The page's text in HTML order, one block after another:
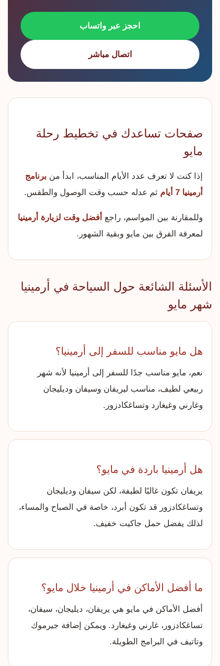
احجز عبر واتساب
اتصال مباشر
صفحات تساعدك في تخطيط رحلة
مايو
إذا كنت لا تعرف عدد الأيام المناسب، ابدأ من برنامج
أرمينيا 7 أيام
ثم عدله حسب وقت الوصول والطقس.
وللمقارنة بين المواسم، راجع أفضل وقت لزيارة أرمينيا
لمعرفة الفرق بين مايو وبقية الشهور.
الأسئلة الشائعة حول السياحة في أرمينيا
شهر مايو
هل مايو مناسب للسفر إلى أرمينيا؟
نعم، مايو مناسب جدًا للسفر إلى أرمينيا لأنه شهر
ربيعي لطيف، مناسب ليريفان وسيفان وديليجان
وغارني وغيغارد وتساغكادزور.
هل أرمينيا باردة في مايو؟
يريفان تكون غالبًا لطيفة، لكن سيفان وديليجان
وتساغكادزور قد تكون أبرد، خاصة في الصباح والمساء،
لذلك يفضل حمل جاكيت خفيف.
ما أفضل الأماكن في أرمينيا خلال مايو؟
أفضل الأماكن في مايو هي يريفان، ديليجان، سيفان،
تساغكادزور، غارني وغيغارد. ويمكن إضافة جيرموك
وتاتيف في البرامج الطويلة.